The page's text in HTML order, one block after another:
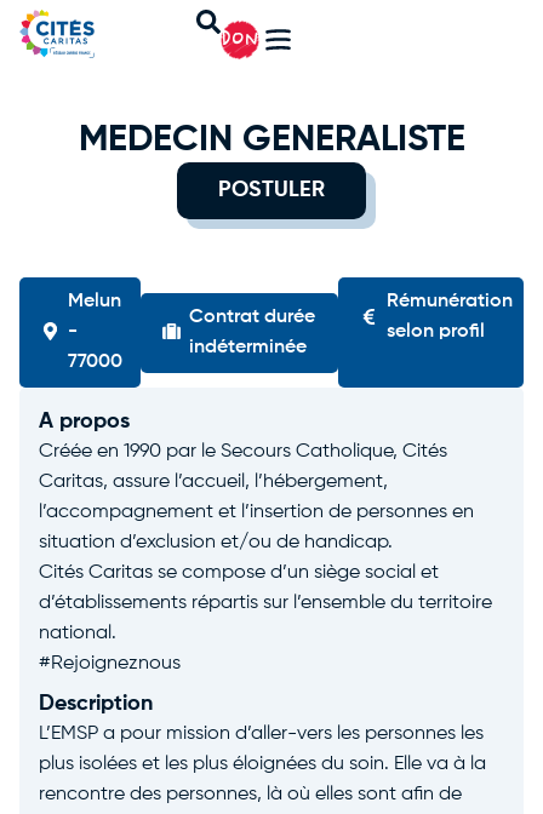
DON
MEDECIN GENERALISTE
POSTULER
Melun
-
77000
Contrat durée
indéterminée
Rémunération
selon profil
A propos
Créée en 1990 par le Secours Catholique, Cités
Caritas, assure l’accueil, l’hébergement,
l’accompagnement et l’insertion de personnes en
situation d’exclusion et/ou de handicap.
Cités Caritas se compose d’un siège social et
d’établissements répartis sur l’ensemble du territoire
national.
#Rejoigneznous
Description
L’EMSP a pour mission d’aller-vers les personnes les
plus isolées et les plus éloignées du soin. Elle va à la
rencontre des personnes, là où elles sont afin de